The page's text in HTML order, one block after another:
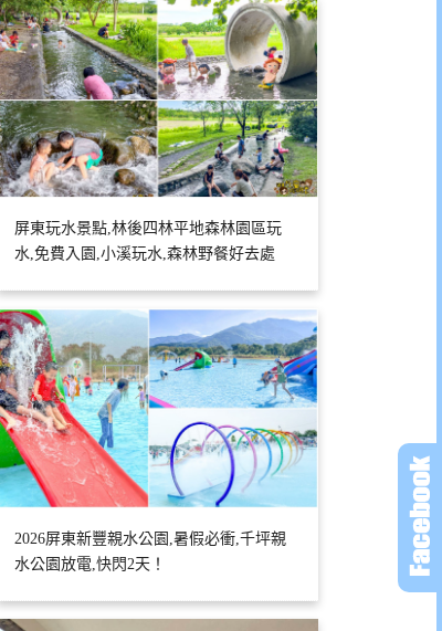
屏東玩水景點,林後四林平地森林園區玩
水,免費入園,小溪玩水,森林野餐好去處
2026屏東新豐親水公園,暑假必衝,千坪親
水公園放電,快閃2天！